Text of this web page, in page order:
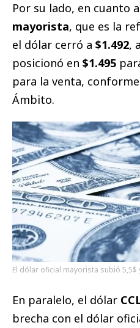
Por su lado, en cuanto
mayorista, que es la
el dólar cerró a $1.492,
posicionó en $1.495
para la venta,
Ámbito.
El dólar oficial mayorista subió 5,5$
En paralelo, el dólar
brecha con el dólar